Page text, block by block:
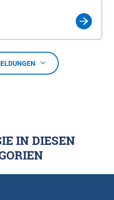
IN DIESEN